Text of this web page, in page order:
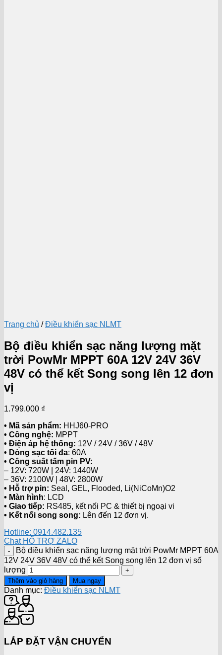
Trang chủ / Điều khiển sạc NLMT
Bộ điều khiển sạc năng lượng mặt
trời PowMr MPPT 60A 12V 24V 36V
48V có thể kết Song song lên 12 đơn
vị
1.799.000 ₫
• Mã sản phẩm: HHJ60-PRO
• Công nghệ: MPPT
• Điện áp hệ thống: 12V / 24V / 36V / 48V
• Dòng sạc tối đa: 60A
• Công suất tấm pin PV:
– 12V: 720W | 24V: 1440W
– 36V: 2100W | 48V: 2800W
• Hỗ trợ pin: Seal, GEL, Flooded, Li(NiCoMn)O2
• Màn hình: LCD
• Giao tiếp: RS485, kết nối PC & thiết bị ngoại vi
• Kết nối song song: Lên đến 12 đơn vị.
Hotline: 0914.482.135
Chat HỔ TRỢ ZALO
Bộ điều khiển sạc năng lượng mặt trời PowMr MPPT 60A
12V 24V 36V 48V có thể kết Song song lên 12 đơn vị số
lượng
Thêm vào giỏ hàng Mua ngay
Danh mục: Điều khiển sạc NLMT
LẮP ĐẶT VẬN CHUYỂN